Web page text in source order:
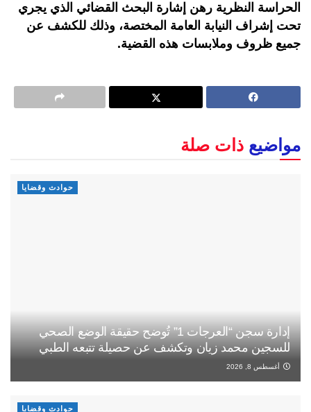
الحراسة النظرية رهن إشارة البحث القضائي الذي يجري
تحت إشراف النيابة العامة المختصة، وذلك للكشف عن
جميع ظروف وملابسات هذه القضية.
مواضيع ذات صلة
حوادث وقضايا
إدارة سجن “العرجات 1” تُوضح حقيقة الوضع الصحي
للسجين محمد زيان وتكشف عن حصيلة تتبعه الطبي
أغسطس 8, 2026
حوادث وقضايا